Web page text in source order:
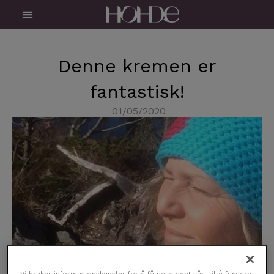
content
Menu
Denne kremen er
fantastisk!
01/05/2020